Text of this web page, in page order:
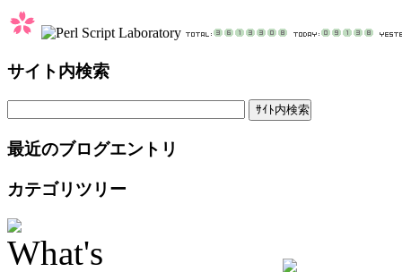
サイト内検索
最近のブログエントリ
カテゴリツリー